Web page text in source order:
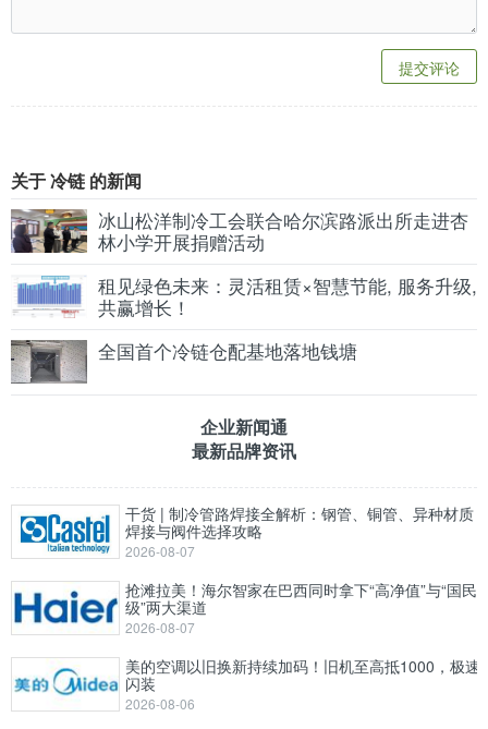
提交评论
关于 冷链 的新闻
冰山松洋制冷工会联合哈尔滨路派出所走进杏
林小学开展捐赠活动
租见绿色未来：灵活租赁×智慧节能, 服务升级,
共赢增长！
全国首个冷链仓配基地落地钱塘
企业新闻通
最新品牌资讯
干货 | 制冷管路焊接全解析：钢管、铜管、异种材质
焊接与阀件选择攻略
2026-08-07
抢滩拉美！海尔智家在巴西同时拿下“高净值”与“国民
级”两大渠道
2026-08-07
美的空调以旧换新持续加码！旧机至高抵1000，极速
闪装
2026-08-06